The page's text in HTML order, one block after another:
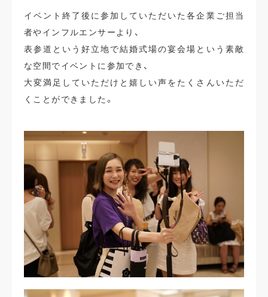
イベント終了後に参加していただいた各企業ご担当
者やインフルエンサーより、
表参道という好立地で結婚式場の宴会場という素敵
な空間でイベントに参加でき、
大変満足していただけと嬉しい声をたくさんいただ
くことができました。